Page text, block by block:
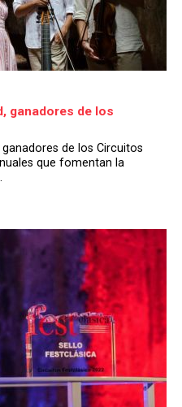
ganadores de los
de los Circuitos
que fomentan la